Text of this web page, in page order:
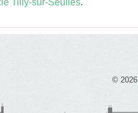
Tilly-sur-Seulles.
© 2026